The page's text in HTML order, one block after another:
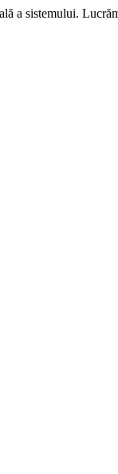
a sistemului.